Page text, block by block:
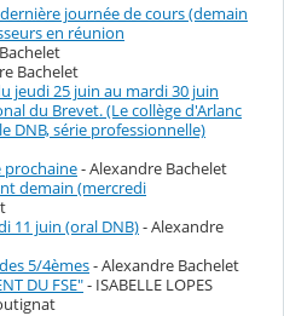
journée de cours (demain
en réunion
Bachelet
jeudi 25 juin au mardi 30 juin
du Brevet. (Le collège d'Arlanc
DNB, série professionnelle)
prochaine- Alexandre Bachelet
demain (mercredi
11 juin (oral DNB)- Alexandre
5/4èmes- Alexandre Bachelet
DU FSE"- ISABELLE LOPES